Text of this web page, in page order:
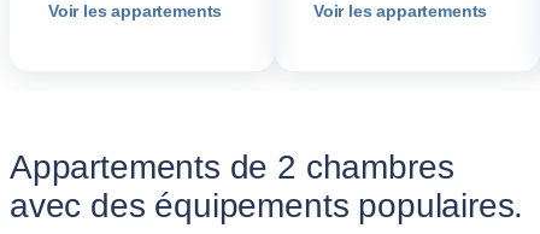
Voir les appartements Voir les appartements
Appartements de 2 chambres
avec des équipements populaires.